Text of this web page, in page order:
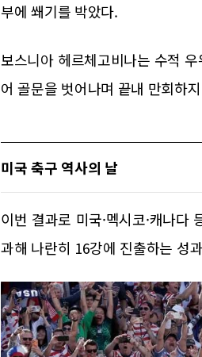
부에 쐐기를 박았다.
보스니아 헤르체고비나는 수적
어 골문을 벗어나며 끝내 만회하
미국 축구 역사의 날
이번 결과로 미국·멕시코·캐나
과해 나란히 16강에 진출하는 성